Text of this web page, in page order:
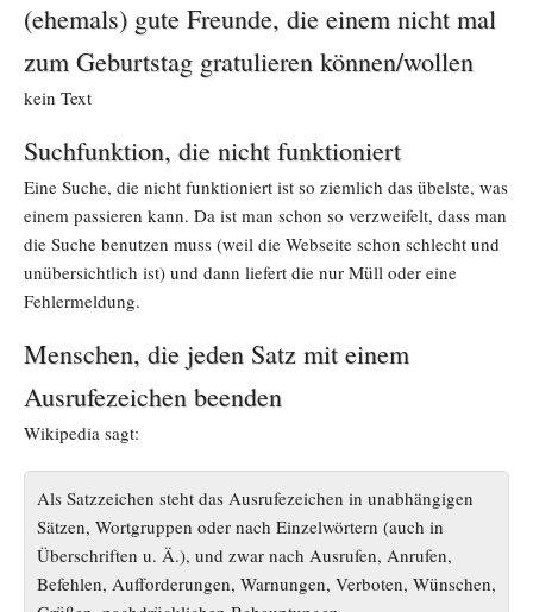
(ehemals) gute Freunde, die einem nicht mal
zum Geburtstag gratulieren können/wollen
kein Text
Suchfunktion, die nicht funktioniert
Eine Suche, die nicht funktioniert ist so ziemlich das übelste, was
einem passieren kann. Da ist man schon so verzweifelt, dass man
die Suche benutzen muss (weil die Webseite schon schlecht und
unübersichtlich ist) und dann liefert die nur Müll oder eine
Fehlermeldung.
Menschen, die jeden Satz mit einem
Ausrufezeichen beenden
Wikipedia sagt:
Als Satzzeichen steht das Ausrufezeichen in unabhängigen
Sätzen, Wortgruppen oder nach Einzelwörtern (auch in
Überschriften u. Ä.), und zwar nach Ausrufen, Anrufen,
Befehlen, Aufforderungen, Warnungen, Verboten, Wünschen,